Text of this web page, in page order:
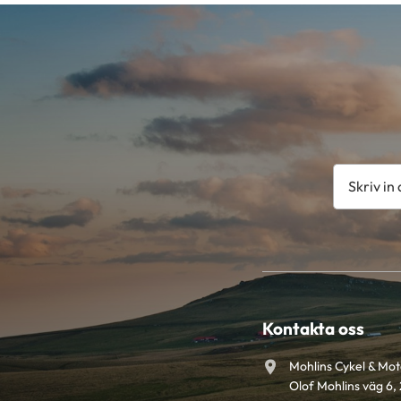
Kontakta oss
Mohlins Cykel &
Olof Mohlins väg 6,